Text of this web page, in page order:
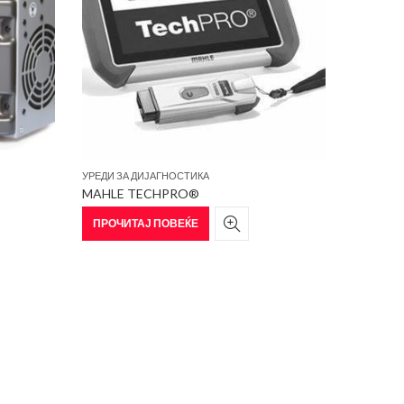
УРЕДИ ЗА ДИЈАГНОСТИКА
MAHLE TECHPRO®
ПРОЧИТАЈ ПОВЕЌЕ